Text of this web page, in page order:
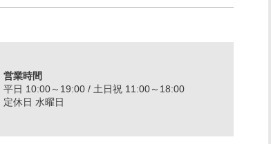
営業時間
平日 10:00～19:00 / 土日祝 11:00～18:00
定休日 水曜日